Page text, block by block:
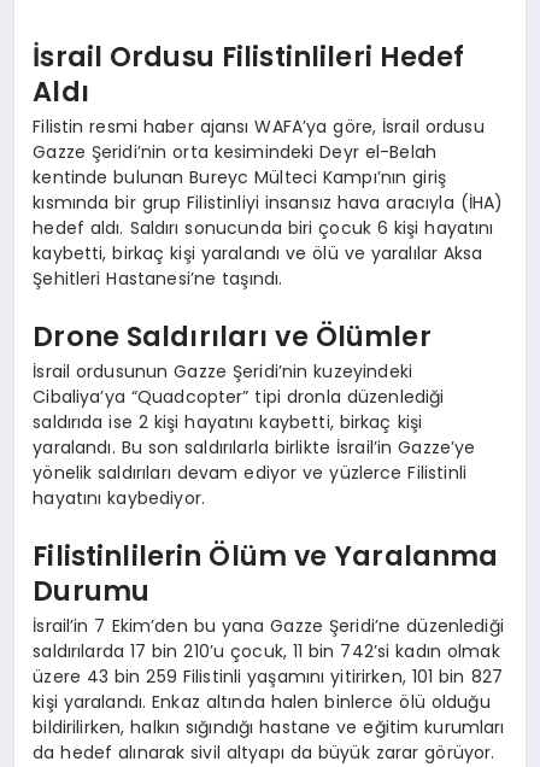
İsrail Ordusu Filistinlileri Hedef
Aldı
Filistin resmi haber ajansı WAFA’ya göre, İsrail ordusu
Gazze Şeridi’nin orta kesimindeki Deyr el-Belah
kentinde bulunan Bureyc Mülteci Kampı’nın giriş
kısmında bir grup Filistinliyi insansız hava aracıyla (İHA)
hedef aldı. Saldırı sonucunda biri çocuk 6 kişi hayatını
kaybetti, birkaç kişi yaralandı ve ölü ve yaralılar Aksa
Şehitleri Hastanesi’ne taşındı.
Drone Saldırıları ve Ölümler
İsrail ordusunun Gazze Şeridi’nin kuzeyindeki
Cibaliya’ya “Quadcopter” tipi dronla düzenlediği
saldırıda ise 2 kişi hayatını kaybetti, birkaç kişi
yaralandı. Bu son saldırılarla birlikte İsrail’in Gazze’ye
yönelik saldırıları devam ediyor ve yüzlerce Filistinli
hayatını kaybediyor.
Filistinlilerin Ölüm ve Yaralanma
Durumu
İsrail’in 7 Ekim’den bu yana Gazze Şeridi’ne düzenlediği
saldırılarda 17 bin 210’u çocuk, 11 bin 742’si kadın olmak
üzere 43 bin 259 Filistinli yaşamını yitirirken, 101 bin 827
kişi yaralandı. Enkaz altında halen binlerce ölü olduğu
bildirilirken, halkın sığındığı hastane ve eğitim kurumları
da hedef alınarak sivil altyapı da büyük zarar görüyor.